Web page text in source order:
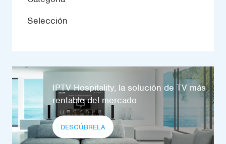
Selección
IPTV Hospitality, la solución de TV más
rentable del mercado
DESCÚBRELA